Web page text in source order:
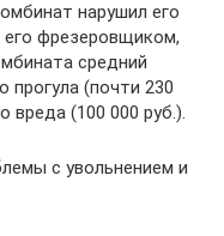
нарушил его
его фрезеровщиком,
средний
прогула (почти 230
вреда (100 000 руб.).
с увольнением и